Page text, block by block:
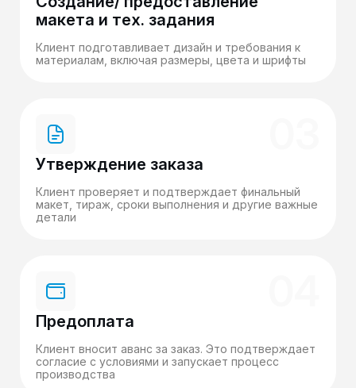
макета и тех. задания
Клиент подготавливает дизайн и требования к
материалам, включая размеры, цвета и шрифты
Утверждение заказа
Клиент проверяет и подтверждает финальный
макет, тираж, сроки выполнения и другие важные
детали
Предоплата
Клиент вносит аванс за заказ. Это подтверждает
согласие с условиями и запускает процесс
производства